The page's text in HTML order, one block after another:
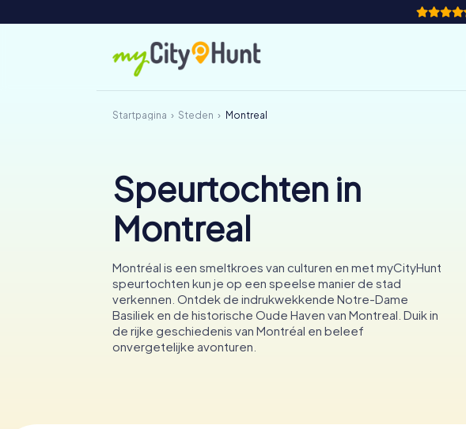
Startpagina Steden Montreal
Speurtochten in
Montreal
Montréal is een smeltkroes van culturen en met myCityHunt
speurtochten kun je op een speelse manier de stad
verkennen. Ontdek de indrukwekkende Notre-Dame
Basiliek en de historische Oude Haven van Montreal. Duik in
de rijke geschiedenis van Montréal en beleef
onvergetelijke avonturen.